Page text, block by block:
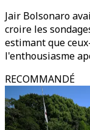
Jair Bolsonaro
croire les
estimant que
l'enthousiasme
RECOMMANDÉ